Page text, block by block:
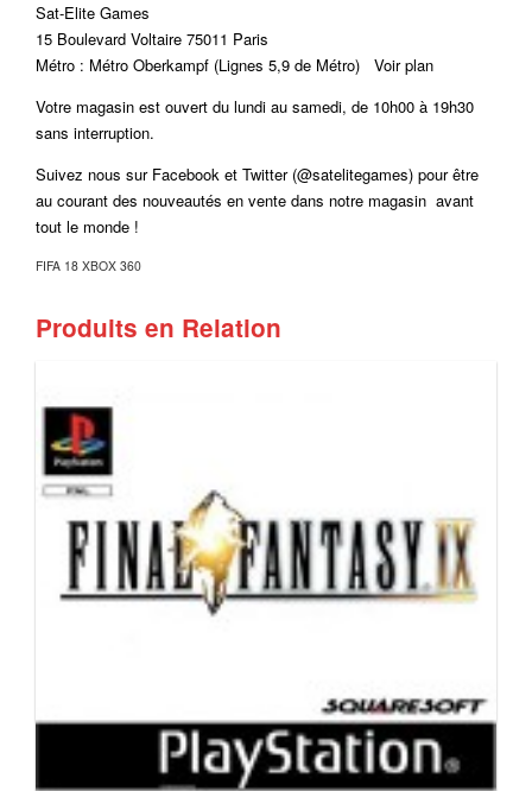
Sat-Elite Games
15 Boulevard Voltaire 75011 Paris
Métro : Métro Oberkampf (Lignes 5,9 de Métro) Voir plan
Votre magasin est ouvert du lundi au samedi, de 10h00 à 19h30
sans interruption.
Suivez nous sur Facebook et Twitter (@satelitegames) pour être
au courant des nouveautés en vente dans notre magasin avant
tout le monde !
FIFA 18 XBOX 360
Produits en Relation